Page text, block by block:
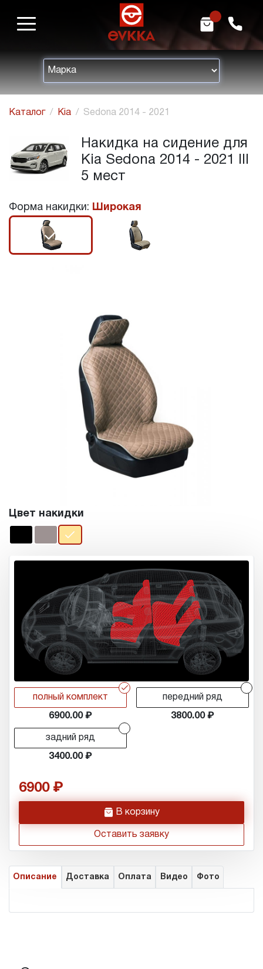
h m
Каталог Kia Sedona 2014 - 2021
Накидка на сидение для
Kia Sedona 2014 - 2021 III
5 мест
Форма накидки: Широкая
r
Цвет накидки
r
полный комплект
6900.00
передний ряд
3800.00
задний ряд
3400.00
6900
h В корзину
Оставить заявку
Описание Доставка Оплата Видео Фото